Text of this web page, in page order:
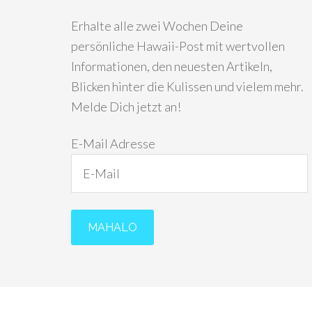
Erhalte alle zwei Wochen Deine
persönliche Hawaii-Post mit wertvollen
Informationen, den neuesten Artikeln,
Blicken hinter die Kulissen und vielem mehr.
Melde Dich jetzt an!
E-Mail Adresse